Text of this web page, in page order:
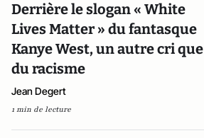
Derrière le slogan « White
Lives Matter » du fantasque
Kanye West, un autre cri que
du racisme
Jean Degert
1 min de lecture